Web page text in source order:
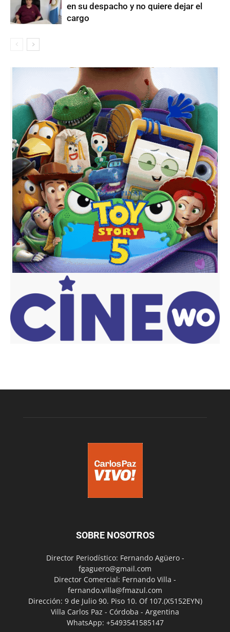
en su despacho y no quiere dejar el
cargo
SOBRE NOSOTROS
Director Periodístico: Fernando Agüero -
fgaguero@gmail.com
Director Comercial: Fernando Villa -
fernando.villa@fmazul.com
Dirección: 9 de Julio 90. Piso 10. Of 107.(X5152EYN)
Villa Carlos Paz - Córdoba - Argentina
WhatsApp: +5493541585147